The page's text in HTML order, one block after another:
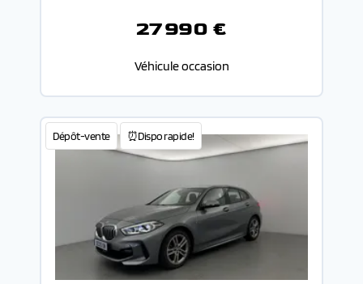
27 990 €
Véhicule occasion
Dépôt-vente ⏰Dispo rapide!